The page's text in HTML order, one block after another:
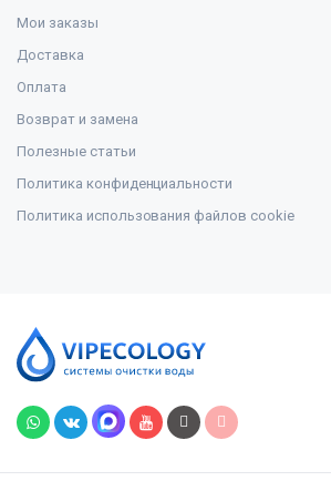
Мои заказы
Доставка
Оплата
Возврат и замена
Полезные статьи
Политика конфиденциальности
Политика использования файлов cookie